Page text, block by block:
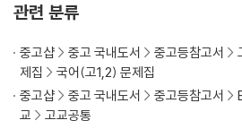
4. 가전체 소설
실전 문제 01
실전 문제 02
관련 분류
중고샵 중고 국내도서 중고등참고서
제집
국어(고1,2) 문제집
중고샵
중고 국내도서 중고등참고서
교
고교공통